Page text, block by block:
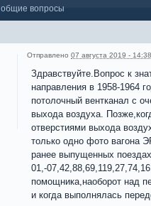
общие вопросы
Отправлено 07 августа 2019 - 14:38
Здравствуйте.Вопрос к
направления в 1958-1964
потолочный вентканал с
выхода воздуха.
отверстиями выхода
только одно фото вагона
ранее выпущенных
01,-
помощника,наоборот над
и когда выполнялась